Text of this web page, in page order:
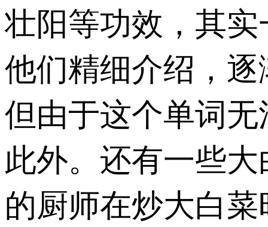
壮阳等功效，其
他们精细介绍，
但由于这个单词
此外。还有一些
的厨师在炒大白